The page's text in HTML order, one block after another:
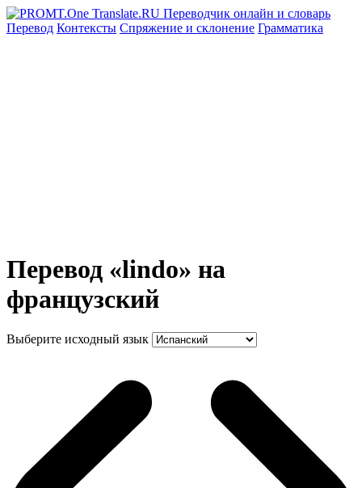
Перевод Контексты Спряжение и склонение Грамматика
Перевод «lindo» на
французский
Выберите исходный язык